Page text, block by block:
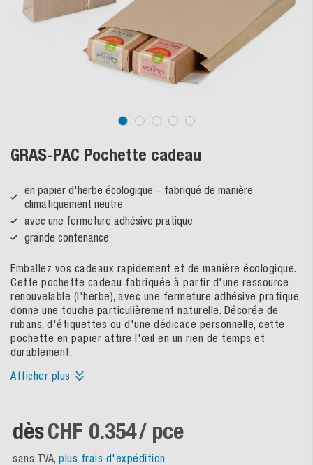
GRAS-PAC Pochette cadeau
en papier d'herbe écologique – fabriqué de manière
climatiquement neutre
avec une fermeture adhésive pratique
grande contenance
Emballez vos cadeaux rapidement et de manière écologique.
Cette pochette cadeau fabriquée à partir d'une ressource
renouvelable (l'herbe), avec une fermeture adhésive pratique,
donne une touche particulièrement naturelle. Décorée de
rubans, d'étiquettes ou d'une dédicace personnelle, cette
pochette en papier attire l'œil en un rien de temps et
durablement.
Afficher plus
dèsCHF 0.354/ pce
sans TVA, plus frais d'expédition